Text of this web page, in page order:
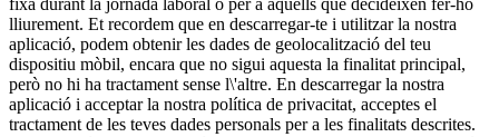
lliurement. Et recordem que en descarregar-te i utilitzar la nostra
aplicació, podem obtenir les dades de geolocalització del teu
dispositiu mòbil, encara que no sigui aquesta la finalitat principal,
però no hi ha tractament sense l\'altre. En descarregar la nostra
aplicació i acceptar la nostra política de privacitat, acceptes el
tractament de les teves dades personals per a les finalitats descrites.